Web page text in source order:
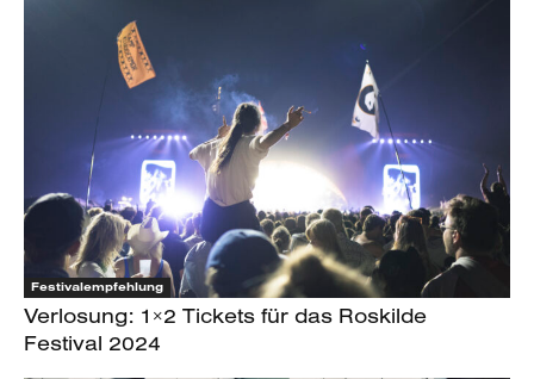
Festivalempfehlung
Verlosung: 1×2 Tickets für das Roskilde
Festival 2024